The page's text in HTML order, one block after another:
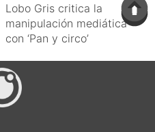
Lobo Gris critica la
manipulación mediática
con ‘Pan y circo’